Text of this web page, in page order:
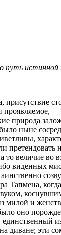
истинной
—
природа
ныне
претендовать
то величие
виденных
Тапмена,
милой и
оно
единственный
диване; эти